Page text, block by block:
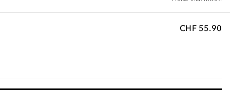
CHF 55.90